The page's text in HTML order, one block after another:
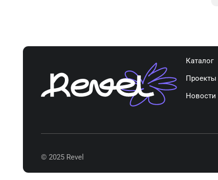
Каталог
Проекты
Новости
© 2025 Revel